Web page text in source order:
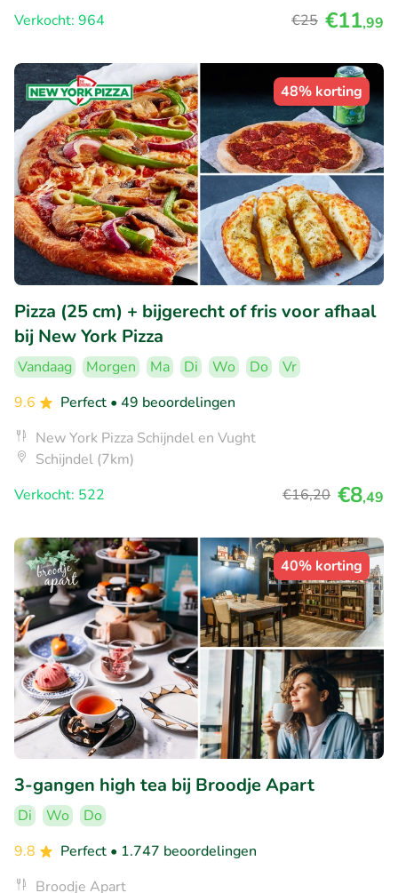
Verkocht: 964
€25 €11,99
48% korting
Pizza (25 cm) + bijgerecht of fris voor afhaal
bij New York Pizza
Vandaag Morgen Ma Di Wo Do
Vr
9.6
Perfect • 49 beoordelingen
New York Pizza Schijndel en Vught
Schijndel (7km)
Verkocht: 522
€16,20 €8,49
40% korting
3-gangen high tea bij Broodje Apart
Di Wo
Do
9.8
Perfect • 1.747 beoordelingen
Broodje Apart